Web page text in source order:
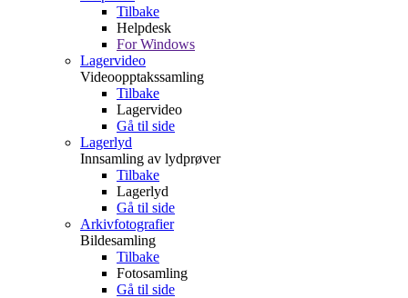
Tilbake
Helpdesk
For Windows
Lagervideo
Videoopptakssamling
Tilbake
Lagervideo
Gå til side
Lagerlyd
Innsamling av lydprøver
Tilbake
Lagerlyd
Gå til side
Arkivfotografier
Bildesamling
Tilbake
Fotosamling
Gå til side